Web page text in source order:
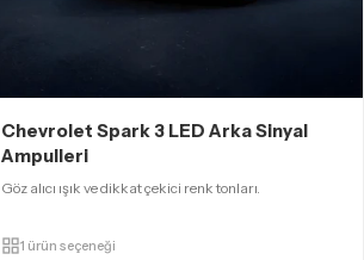
Chevrolet Spark 3 LED Arka Sinyal
Ampulleri
Göz alıcı ışık ve dikkat çekici renk tonları.
1 ürün seçeneği